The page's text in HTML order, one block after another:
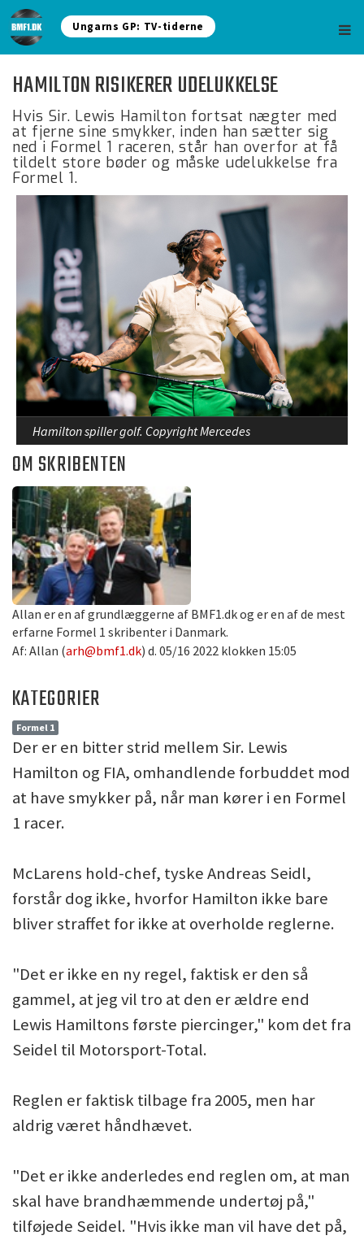
Ungarns GP: TV-tiderne
HAMILTON RISIKERER UDELUKKELSE
Hvis Sir. Lewis Hamilton fortsat nægter med
at fjerne sine smykker, inden han sætter sig
ned i Formel 1 raceren, står han overfor at få
tildelt store bøder og måske udelukkelse fra
Formel 1.
Hamilton spiller golf. Copyright Mercedes
OM SKRIBENTEN
Allan er en af grundlæggerne af BMF1.dk og er en af de mest
erfarne Formel 1 skribenter i Danmark.
Af: Allan (arh@bmf1.dk) d. 05/16 2022 klokken 15:05
KATEGORIER
Formel 1
Der er en bitter strid mellem Sir. Lewis
Hamilton og FIA, omhandlende forbuddet mod
at have smykker på, når man kører i en Formel
1 racer.
McLarens hold-chef, tyske Andreas Seidl,
forstår dog ikke, hvorfor Hamilton ikke bare
bliver straffet for ikke at overholde reglerne.
"Det er ikke en ny regel, faktisk er den så
gammel, at jeg vil tro at den er ældre end
Lewis Hamiltons første piercinger," kom det fra
Seidel til Motorsport-Total.
Reglen er faktisk tilbage fra 2005, men har
aldrig været håndhævet.
"Det er ikke anderledes end reglen om, at man
skal have brandhæmmende undertøj på,"
tilføjede Seidel. "Hvis ikke man vil have det på,